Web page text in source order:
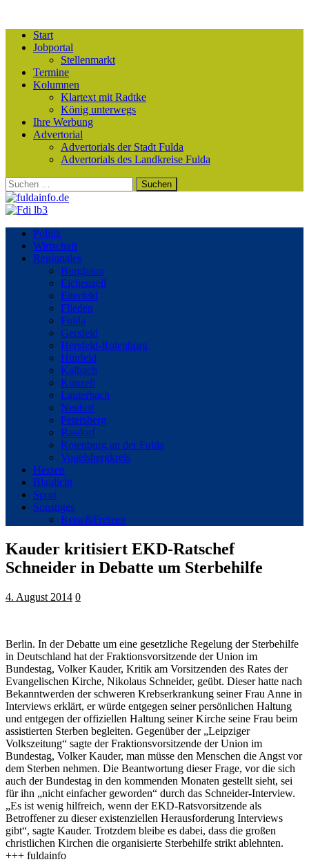
Start
Jobportal
Stellenmarkt
Termine
Kolumnen
Klartext mit Radtke
König unterwegs
Ihre Werbung
Advertorial
Advertorials der Stadt Fulda
Advertorials des Landkreise Fulda
Suchen
nach:
Politik
Wirtschaft
Regionales
Burghaun
Eichenzell
Eiterfeld
Flieden
Fulda
Gersfeld
Hersfeld-Rotenburg
Hünfeld
Kalbach
Künzell
Lauterbach
Neuhof
Petersberg
Rasdorf
Rotenburg an der Fulda
Vogelsbergkreis
Hessen
Blaulicht
Sport
Sonstiges
Reise&Freizeit
Kauder kritisiert EKD-Ratschef
Schneider in Debatte um Sterbehilfe
4. August 2014 0
Berlin. In der Debatte um eine gesetzliche Regelung der Sterbehilfe
in Deutschland hat der Fraktionsvorsitzende der Union im
Bundestag, Volker Kauder, Kritik am Vorsitzenden des Rates der
Evangelischen Kirche, Nikolaus Schneider, geübt. Dieser hatte nach
Bekanntwerden der schweren Krebserkrankung seiner Frau Anne in
Interviews erklärt, er würde entgegen seiner persönlichen Haltung
und entgegen der offiziellen Haltung seiner Kirche seine Frau beim
assistierten Sterben begleiten. Gegenüber der „Leipziger
Volkszeitung“ sagte der Fraktionsvorsitzende der Union im
Bundestag, Volker Kauder, man müsse den Menschen die Angst vor
dem Sterben nehmen. Die Beantwortung dieser Frage, vor die sich
auch der Bundestag in den kommenden Monaten gestellt sieht, sei
für ihn „nicht einfacher geworden“ durch das Schneider-Interview.
„Es ist wenig hilfreich, wenn der EKD-Ratsvorsitzende als
Betroffener zu dieser existenziellen Herausforderung Interviews
gibt“, sagte Kauder. Trotzdem bleibe es dabei, dass die großen
christlichen Kirchen die organisierte Sterbehilfe strikt ablehnten.
+++ fuldainfo